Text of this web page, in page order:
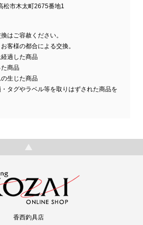
市木太町2675番地1
はご容赦ください。
客様の都合による交換。
経過した商品
た商品
の生じた商品
タグやラベル等を取りはずされた商品を
香西釣具店